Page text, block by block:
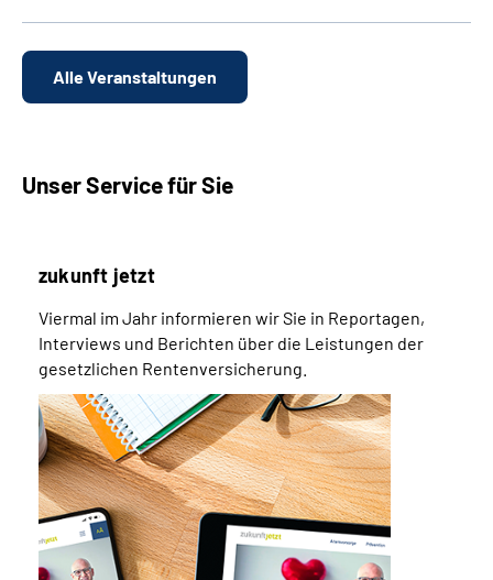
Alle Veranstaltungen
Unser Service für Sie
zukunft jetzt
Viermal im Jahr informieren wir Sie in Reportagen,
Interviews und Berichten über die Leistungen der
gesetzlichen Rentenversicherung.